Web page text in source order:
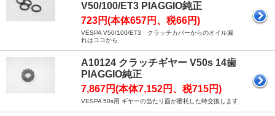
V50/100/ET3 PIAGGIO純正
723円(本体657円、税66円)
VESPA V50/100/ET3 クラッチカバーからのオイル漏
れはココから
A10124 クラッチギヤー V50s 14歯
PIAGGIO純正
7,867円(本体7,152円、税715円)
VESPA 50s用 ギヤーの当たり面が磨耗した時交換します